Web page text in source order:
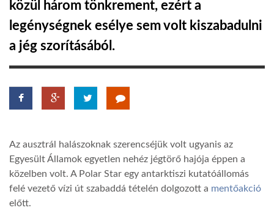
HÍR3D
TROPICALMAGAZIN
A NAP SZÉPE
LINKTR.EE
közül három tönkrement, ezért a
legénységnek esélye sem volt kiszabadulni
a jég szorításából.
Az ausztrál halászoknak szerencséjük volt ugyanis az
Egyesült Államok egyetlen nehéz jégtörő hajója éppen a
közelben volt. A Polar Star egy antarktiszi kutatóállomás
felé vezető vízi út szabaddá tételén dolgozott a mentőakció
előtt.